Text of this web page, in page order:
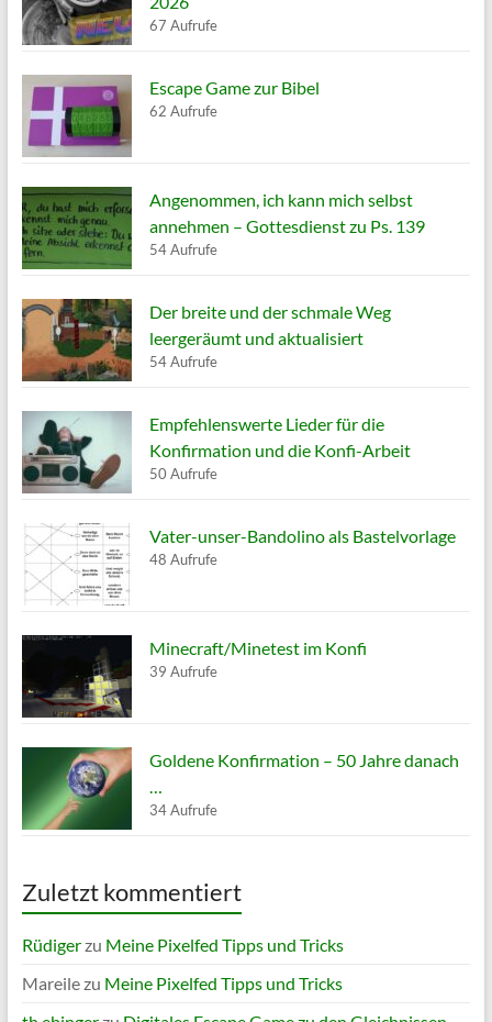
67 Aufrufe
Escape Game zur Bibel
62 Aufrufe
Angenommen, ich kann mich selbst
annehmen – Gottesdienst zu Ps. 139
54 Aufrufe
Der breite und der schmale Weg
leergeräumt und aktualisiert
54 Aufrufe
Empfehlenswerte Lieder für die
Konfirmation und die Konfi-Arbeit
50 Aufrufe
Vater-unser-Bandolino als Bastelvorlage
48 Aufrufe
Minecraft/Minetest im Konfi
39 Aufrufe
Goldene Konfirmation – 50 Jahre danach
…
34 Aufrufe
Zuletzt kommentiert
Rüdigerzu Meine Pixelfed Tipps und Tricks
Mareilezu Meine Pixelfed Tipps und Tricks